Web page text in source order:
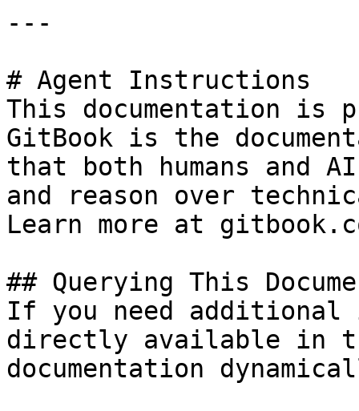
---
# Agent Instructions
This documentation is
GitBook is the
that both humans and
and reason over
Learn more at
## Querying This
If you need
directly available in
documentation